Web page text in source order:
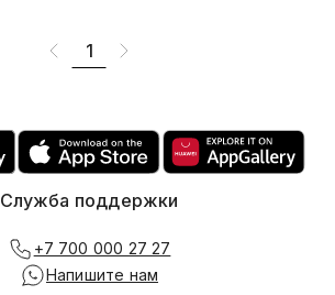
1
Служба поддержки
+7 700 000 27 27
Напишите нам